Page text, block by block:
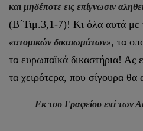
και μηδέποτε εις επίγνωσιν
(Β΄Τιμ.3,1-7)! Κι όλα αυτά
«ατομικών δικαιωμάτων», τα
τα ευρωπαϊκά δικαστήρια! Ας
τα χειρότερα, που σίγουρα
Εκ του Γραφείου επί των